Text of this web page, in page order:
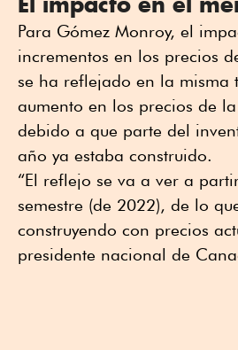
Para Gómez Monroy, el
incrementos en los precios
se ha reflejado en la misma
aumento en los precios de la
debido a que parte del
año ya estaba construido.
“El reflejo se va a ver a
semestre (de 2022), de lo
construyendo con precios
presidente nacional de